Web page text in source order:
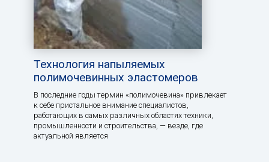
Технология напыляемых
полимочевинных эластомеров
В последние годы термин «полимочевина» привлекает
к себе пристальное внимание специалистов,
работающих в самых различных областях техники,
промышленности и строительства, — везде, где
актуальной является